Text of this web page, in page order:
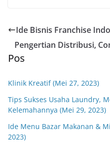
Ide Bisnis Franchise
Pengertian Distribusi,
Pos
Klinik Kreatif (Mei 27, 2023)
Tips Sukses Usaha Laundry,
Kelemahannya (Mei 29, 2023)
Ide Menu Bazar Makanan &
2023)